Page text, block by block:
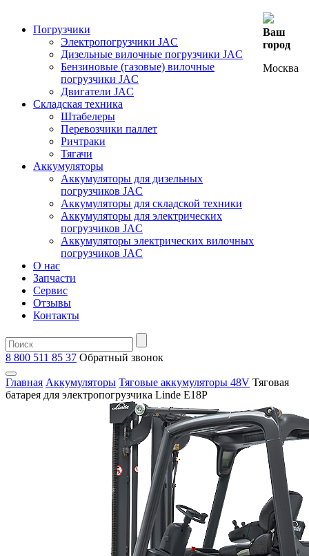
Погрузчики
Электропогрузчики JAC
Дизельные вилочные погрузчики JAC
Бензиновые (газовые) вилочные
погрузчики JAC
Двигатели JAC
Складская техника
Штабелеры
Перевозчики паллет
Ричтраки
Тягачи
Аккумуляторы
Аккумуляторы для дизельных
погрузчиков JAC
Аккумуляторы для складской техники
Аккумуляторы для электрических
погрузчиков JAC
Аккумуляторы электрических вилочных
погрузчиков JAC
О нас
Запчасти
Сервис
Отзывы
Контакты
Ваш
город
Москва
8 800 511 85 37 Oбратный звонок
Главная Аккумуляторы Тяговые аккумуляторы 48V Тяговая
батарея для электропогрузчика Linde E18P